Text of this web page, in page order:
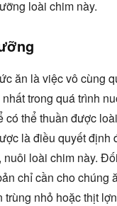
loài chim này.
ăn là việc vô cùng
trong quá trình
có thể thuần được
là điều quyết định
nuôi loài chim này.
chỉ cần cho chúng
trùng nhỏ hoặc thịt